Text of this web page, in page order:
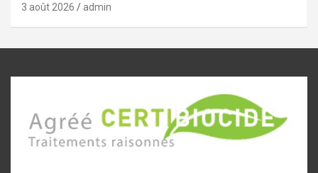
3 août 2026 admin